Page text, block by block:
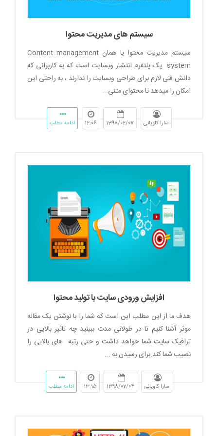
سیستم های مدیریت محتوا
سیستم مدیریت محتوا یا همان Content management
system یک پلتفرم انتشار وبسایت است که به کاربرانی که
دانش فنی لازم برای طراحی وبسایت را ندارند ، به راحتی این
امکان را میدهد تا محتوای متنی...
سارا کاویانی 1398/02/07
12:06 ادامه مطلب
افزایش ورودی سایت با تولید محتوا
هدف ما از این مطلب این است که شما را با نوشتن یک مقاله
موثر آشنا کنیم تا در طولانی مدت ببینید چه تاثیر بالایی در
ترافیک سایت شما خواهد داشت و حتی رتبه های بالایی را
نصیب شما کند.برای رسیدن به ...
سارا کاویانی 1398/02/04
13:15 ادامه مطلب